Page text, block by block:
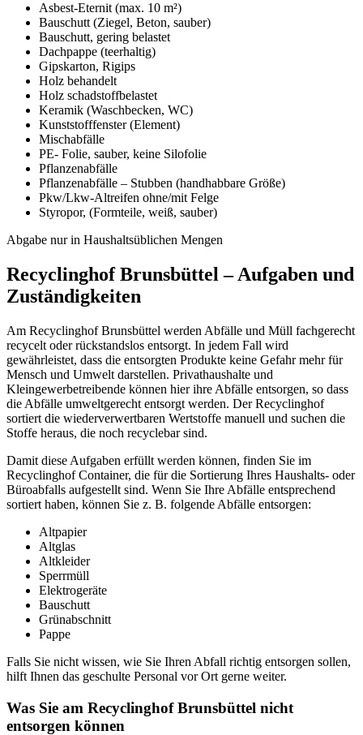
Asbest-Eternit (max. 10 m²)
Bauschutt (Ziegel, Beton, sauber)
Bauschutt, gering belastet
Dachpappe (teerhaltig)
Gipskarton, Rigips
Holz behandelt
Holz schadstoffbelastet
Keramik (Waschbecken, WC)
Kunststofffenster (Element)
Mischabfälle
PE- Folie, sauber, keine Silofolie
Pflanzenabfälle
Pflanzenabfälle – Stubben (handhabbare Größe)
Pkw/Lkw-Altreifen ohne/mit Felge
Styropor, (Formteile, weiß, sauber)
Abgabe nur in Haushaltsüblichen Mengen
Recyclinghof Brunsbüttel – Aufgaben und
Zuständigkeiten
Am Recyclinghof Brunsbüttel werden Abfälle und Müll fachgerecht
recycelt oder rückstandslos entsorgt. In jedem Fall wird
gewährleistet, dass die entsorgten Produkte keine Gefahr mehr für
Mensch und Umwelt darstellen. Privathaushalte und
Kleingewerbetreibende können hier ihre Abfälle entsorgen, so dass
die Abfälle umweltgerecht entsorgt werden. Der Recyclinghof
sortiert die wiederverwertbaren Wertstoffe manuell und suchen die
Stoffe heraus, die noch recyclebar sind.
Damit diese Aufgaben erfüllt werden können, finden Sie im
Recyclinghof Container, die für die Sortierung Ihres Haushalts- oder
Büroabfalls aufgestellt sind. Wenn Sie Ihre Abfälle entsprechend
sortiert haben, können Sie z. B. folgende Abfälle entsorgen:
Altpapier
Altglas
Altkleider
Sperrmüll
Elektrogeräte
Bauschutt
Grünabschnitt
Pappe
Falls Sie nicht wissen, wie Sie Ihren Abfall richtig entsorgen sollen,
hilft Ihnen das geschulte Personal vor Ort gerne weiter.
Was Sie am Recyclinghof Brunsbüttel nicht
entsorgen können